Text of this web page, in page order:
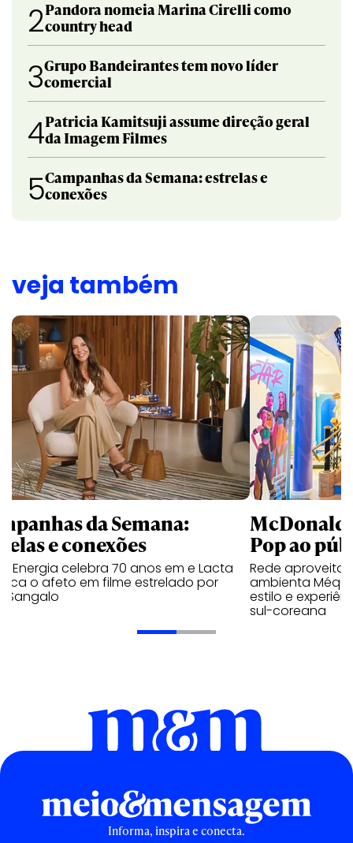
2Pandora nomeia Marina Cirelli como
country head
3Grupo Bandeirantes tem novo líder
comercial
4Patricia Kamitsuji assume direção geral
da Imagem Filmes
5Campanhas da Semana: estrelas e
conexões
veja também
da Semana:
e conexões
Energia celebra 70 anos em e Lacta
o afeto em filme estrelado por
Sangalo
Pop ao
Rede aproveita
ambienta Méqui
estilo e
sul-coreana
Informa, inspira e conecta.